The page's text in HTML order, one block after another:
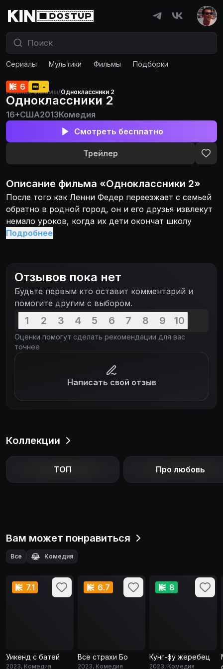
Сериалы Мультики Фильмы Подборки
Главная/Фильмы/Одноклассники 2
6 -
Одноклассники 2
16+США2013Комедия
Смотреть бесплатно
Трейлер
Описание фильма «Одноклассники 2»
После того как Ленни Федер переезжает с семьей
обратно в родной город, он и его друзья извлекут
немало уроков, когда их дети окончат школу
Подробнее
Отзывов пока нет
Будьте первым кто оставит комментарий и
помогите другим с выбором.
1 2 3 4 5 6 7 8 9 10
Оценки помогут сделать рекомендации для вас
точнее
Написать свой отзыв
Коллекции
ТОП Про любовь
Вам может понравиться
Все 😂 Комедия
7.1
Уикенд с батей
2023, Комедия
6.7
Все страхи Бо
2023, Комедия
8
Кунг-фу жеребец
2023, Комедия